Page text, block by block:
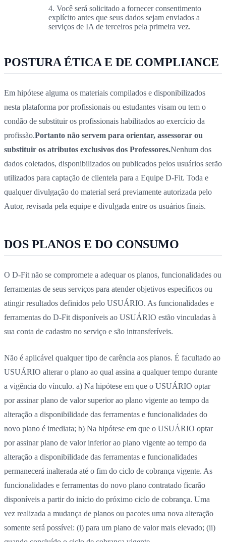
Você será solicitado a fornecer consentimento
explícito antes que seus dados sejam enviados a
serviços de IA de terceiros pela primeira vez.
POSTURA ÉTICA E DE COMPLIANCE
Em hipótese alguma os materiais compilados e disponibilizados
nesta plataforma por profissionais ou estudantes visam ou tem o
condão de substituir os profissionais habilitados ao exercício da
profissão.Portanto não servem para orientar, assessorar ou
substituir os atributos exclusivos dos Professores.Nenhum dos
dados coletados, disponibilizados ou publicados pelos usuários serão
utilizados para captação de clientela para a Equipe D-Fit. Toda e
qualquer divulgação do material será previamente autorizada pelo
Autor, revisada pela equipe e divulgada entre os usuários finais.
DOS PLANOS E DO CONSUMO
O D-Fit não se compromete a adequar os planos, funcionalidades ou
ferramentas de seus serviços para atender objetivos específicos ou
atingir resultados definidos pelo USUÁRIO. As funcionalidades e
ferramentas do D-Fit disponíveis ao USUÁRIO estão vinculadas à
sua conta de cadastro no serviço e são intransferíveis.
Não é aplicável qualquer tipo de carência aos planos. É facultado ao
USUÁRIO alterar o plano ao qual assina a qualquer tempo durante
a vigência do vínculo. a) Na hipótese em que o USUÁRIO optar
por assinar plano de valor superior ao plano vigente ao tempo da
alteração a disponibilidade das ferramentas e funcionalidades do
novo plano é imediata; b) Na hipótese em que o USUÁRIO optar
por assinar plano de valor inferior ao plano vigente ao tempo da
alteração a disponibilidade das ferramentas e funcionalidades
permanecerá inalterada até o fim do ciclo de cobrança vigente. As
funcionalidades e ferramentas do novo plano contratado ficarão
disponíveis a partir do início do próximo ciclo de cobrança. Uma
vez realizada a mudança de planos ou pacotes uma nova alteração
somente será possível: (i) para um plano de valor mais elevado; (ii)